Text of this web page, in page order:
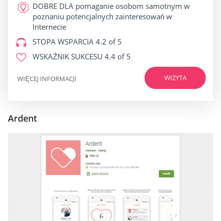
DOBRE DLA pomaganie osobom samotnym w
poznaniu potencjalnych zainteresowań w
Internecie
STOPA WSPARCIA 4.2 of 5
WSKAŹNIK SUKCESU 4.4 of 5
WIZYTA
WIĘCEJ INFORMACJI
Ardent